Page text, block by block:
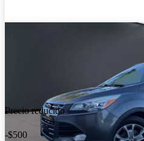
Precio reducido
-$500